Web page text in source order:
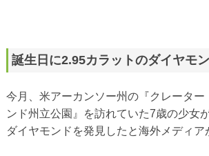
誕生日に2.95カラットのダイヤモ
今月、米アーカンソー州の『クレーター
ンド州立公園』を訪れていた7歳の少女
ダイヤモンドを発見したと海外メディア